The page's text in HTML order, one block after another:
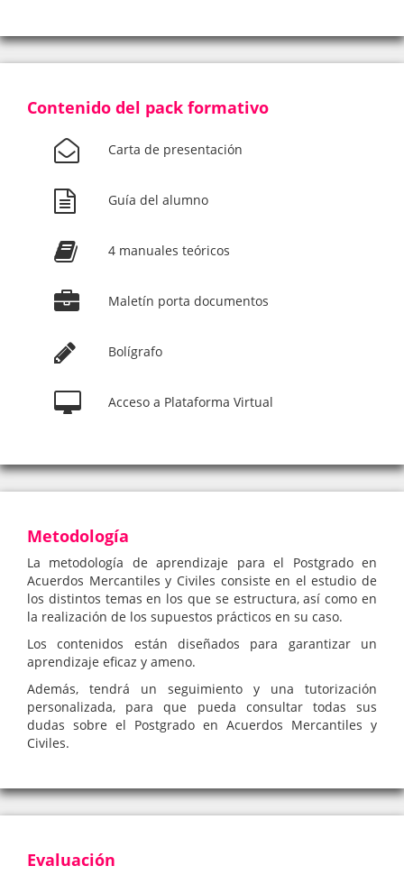
Contenido del pack formativo
Carta de presentación
Guía del alumno
4 manuales teóricos
Maletín porta documentos
Bolígrafo
Acceso a Plataforma Virtual
Metodología
La metodología de aprendizaje para el Postgrado en
Acuerdos Mercantiles y Civiles consiste en el estudio de
los distintos temas en los que se estructura, así como en
la realización de los supuestos prácticos en su caso.
Los contenidos están diseñados para garantizar un
aprendizaje eficaz y ameno.
Además, tendrá un seguimiento y una tutorización
personalizada, para que pueda consultar todas sus
dudas sobre el Postgrado en Acuerdos Mercantiles y
Civiles.
Evaluación